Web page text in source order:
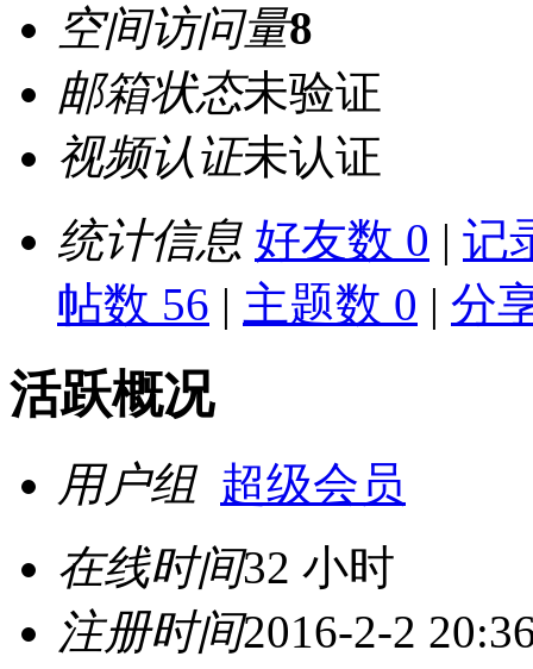
空间访问量8
邮箱状态未验证
视频认证未认证
统计信息 好友数 0 | 记
帖数 56 | 主题数 0 | 分
活跃概况
用户组 超级会员
在线时间32 小时
注册时间2016-2-2